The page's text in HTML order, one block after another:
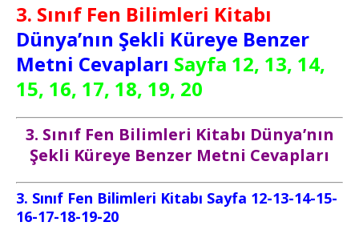
3. Sınıf Fen Bilimleri Kitabı
Dünya’nın Şekli Küreye Benzer
Metni Cevapları Sayfa 12, 13, 14,
15, 16, 17, 18, 19, 20
3. Sınıf Fen Bilimleri Kitabı Dünya’nın
Şekli Küreye Benzer Metni Cevapları
3. Sınıf Fen Bilimleri Kitabı Sayfa 12-13-14-15-
16-17-18-19-20